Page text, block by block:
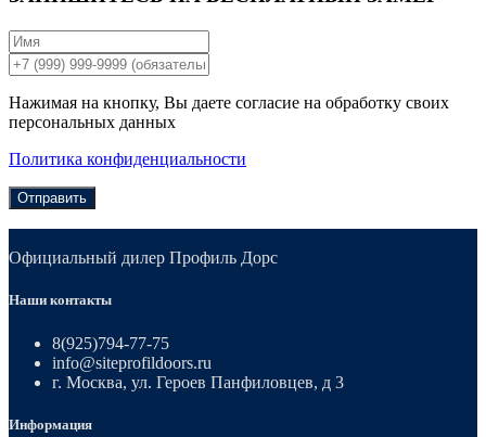
Нажимая на кнопку, Вы даете согласие на обработку своих
персональных данных
Политика конфиденциальности
Отправить
Официальный дилер Профиль Дорс
Наши контакты
8(925)794-77-75
info@siteprofildoors.ru
г. Москва, ул. Героев Панфиловцев, д 3
Информация